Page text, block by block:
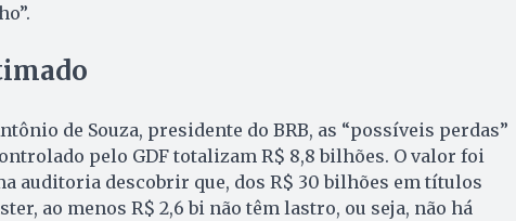
de Souza, presidente do BRB, as “possíveis perdas”
pelo GDF totalizam R$ 8,8 bilhões. O valor foi
auditoria descobrir que, dos R$ 30 bilhões em títulos
ao menos R$ 2,6 bi não têm lastro, ou seja, não há